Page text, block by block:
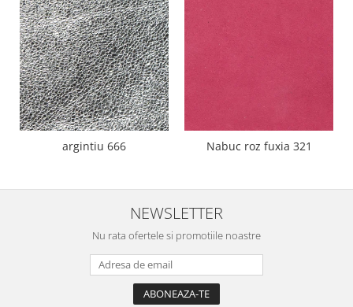
argintiu 666 Nabuc roz fuxia 321
NEWSLETTER
Nu rata ofertele si promotiile noastre